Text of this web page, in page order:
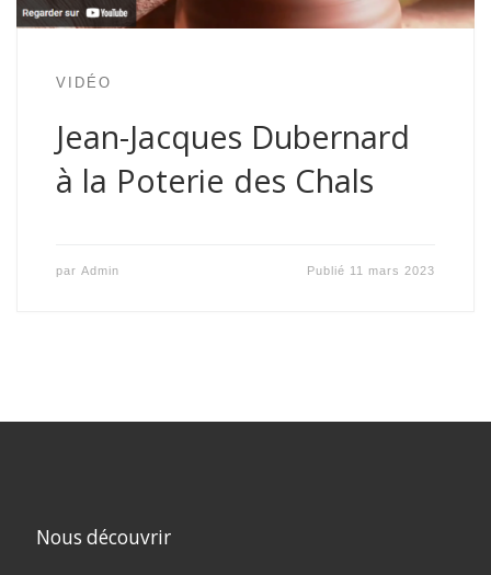
VIDÉO
Jean-Jacques Dubernard
à la Poterie des Chals
par Admin Publié 11 mars 2023
Nous découvrir